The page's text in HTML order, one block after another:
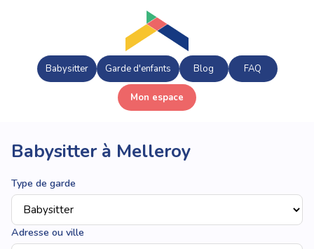
Babysitter Garde d'enfants Blog FAQ
Mon espace
Babysitter à Melleroy
Type de garde
Adresse ou ville